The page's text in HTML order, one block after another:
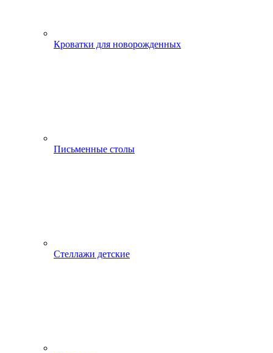
Кроватки для новорожденных
Письменные столы
Стеллажи детские